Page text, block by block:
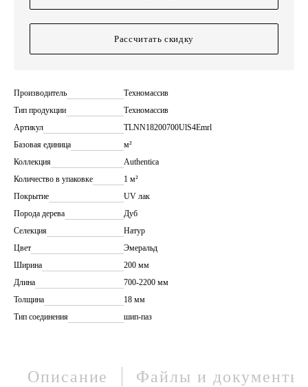
Рассчитать скидку
Производитель
Техномассив
Тип продукции
Техномассив
Артикул
TLNN18200700UlS4Emrl
Базовая единица
м²
Коллекция
Authentica
Количество в упаковке
1 м²
Покрытие
UV лак
Порода дерева
Дуб
Селекция
Натур
Цвет
Эмеральд
Ширина
200 мм
Длина
700-2200 мм
Толщина
18 мм
Тип соединения
шип-паз
Описание Файлы и документы